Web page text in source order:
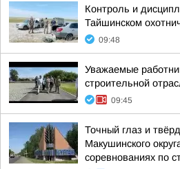
Контроль и
Тайшинском
09:48
Уважаемые
строительной
09:45
Точный глаз и
Макушинского
соревнованиях по